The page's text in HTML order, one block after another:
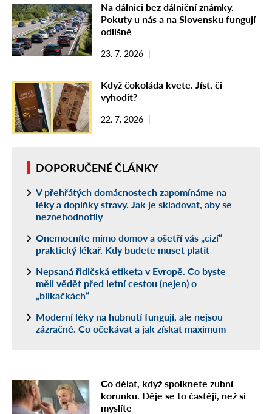
Na dálnici bez dálniční známky.
Pokuty u nás a na Slovensku fungují
odlišně
23. 7. 2026
Když čokoláda kvete. Jíst, či
vyhodit?
22. 7. 2026
DOPORUČENÉ ČLÁNKY
V přehřátých domácnostech zapomínáme na
léky a doplňky stravy. Jak je skladovat, aby se
neznehodnotily
Onemocníte mimo domov a ošetří vás „cizí“
praktický lékař. Kdy budete muset platit
Nepsaná řidičská etiketa v Evropě. Co byste
měli vědět před letní cestou (nejen) o
„blikačkách“
Moderní léky na hubnutí fungují, ale nejsou
zázračné. Co očekávat a jak získat maximum
Co dělat, když spolknete zubní
korunku. Děje se to častěji, než si
myslíte